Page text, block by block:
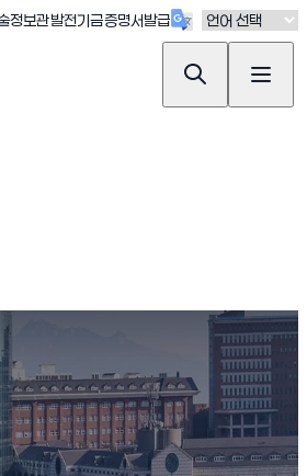
열림)
정보관(새창 열림)
발전기금(새창 열림)
증명서발급(새창 열림)